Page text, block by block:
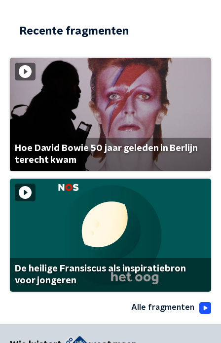
Recente fragmenten
Hoe David Bowie 50 jaar geleden in Berlijn
terecht kwam
De heilige Fransiscus als inspiratiebron
voor jongeren
Alle fragmenten